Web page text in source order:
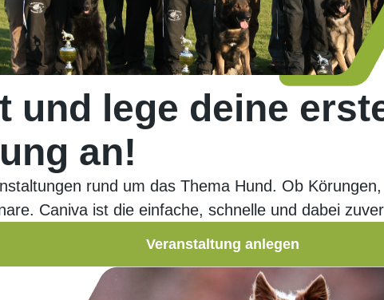
und lege deine
an!
rund um das Thema Hund. Ob
Caniva ist die einfache, schnelle und dabei
Veranstaltung anlegen